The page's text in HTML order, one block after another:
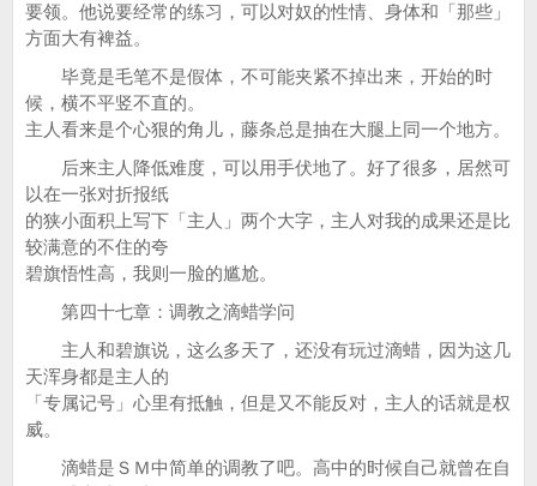
要领。他说要经常的练习，可以对奴的性情、身体和「那些」
方面大有裨益。
毕竟是毛笔不是假体，不可能夹紧不掉出来，开始的时
候，横不平竖不直的。
主人看来是个心狠的角儿，藤条总是抽在大腿上同一个地方。
后来主人降低难度，可以用手伏地了。好了很多，居然可
以在一张对折报纸
的狭小面积上写下「主人」两个大字，主人对我的成果还是比
较满意的不住的夸
碧旗悟性高，我则一脸的尴尬。
第四十七章：调教之滴蜡学问
主人和碧旗说，这么多天了，还没有玩过滴蜡，因为这几
天浑身都是主人的
「专属记号」心里有抵触，但是又不能反对，主人的话就是权
威。
滴蜡是ＳＭ中简单的调教了吧。高中的时候自己就曾在自